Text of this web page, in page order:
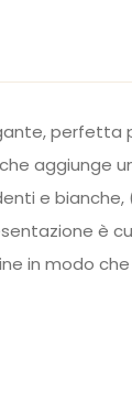
perfetta
aggiunge
e
è
in modo